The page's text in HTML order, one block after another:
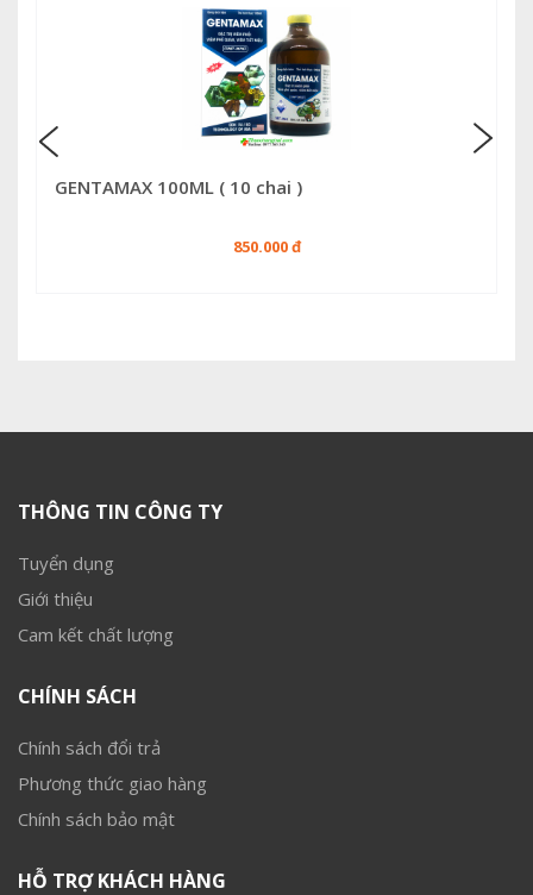
GENTAMAX 100ML ( 10 chai )
850.000 đ
THÔNG TIN CÔNG TY
Tuyển dụng
Giới thiệu
Cam kết chất lượng
CHÍNH SÁCH
Chính sách đổi trả
Phương thức giao hàng
Chính sách bảo mật
HỖ TRỢ KHÁCH HÀNG